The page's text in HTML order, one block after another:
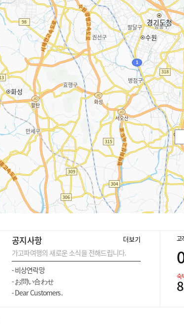
공지사항 더보기
가고파여행의 새로운 소식을 전해드립니다.
- 비상연락망
- お問い合わせ
- Dear Customers.
고
숙